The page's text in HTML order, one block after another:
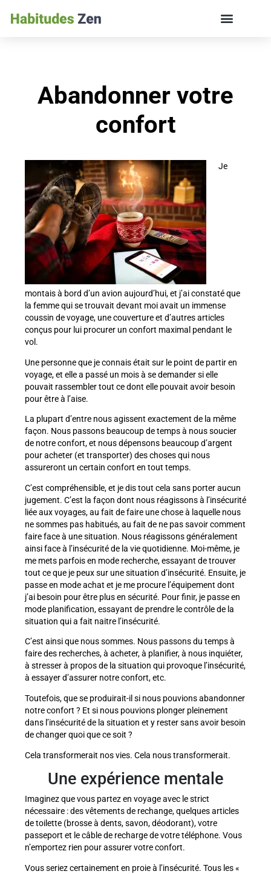
Abandonner votre
confort
Je
montais à bord d’un avion aujourd’hui, et j’ai constaté que
la femme qui se trouvait devant moi avait un immense
coussin de voyage, une couverture et d’autres articles
conçus pour lui procurer un confort maximal pendant le
vol.
Une personne que je connais était sur le point de partir en
voyage, et elle a passé un mois à se demander si elle
pouvait rassembler tout ce dont elle pouvait avoir besoin
pour être à l’aise.
La plupart d’entre nous agissent exactement de la même
façon. Nous passons beaucoup de temps à nous soucier
de notre confort, et nous dépensons beaucoup d’argent
pour acheter (et transporter) des choses qui nous
assureront un certain confort en tout temps.
C’est compréhensible, et je dis tout cela sans porter aucun
jugement. C’est la façon dont nous réagissons à l’insécurité
liée aux voyages, au fait de faire une chose à laquelle nous
ne sommes pas habitués, au fait de ne pas savoir comment
faire face à une situation. Nous réagissons généralement
ainsi face à l’insécurité de la vie quotidienne. Moi-même, je
me mets parfois en mode recherche, essayant de trouver
tout ce que je peux sur une situation d’insécurité. Ensuite, je
passe en mode achat et je me procure l’équipement dont
j’ai besoin pour être plus en sécurité. Pour finir, je passe en
mode planification, essayant de prendre le contrôle de la
situation qui a fait naitre l’insécurité.
C’est ainsi que nous sommes. Nous passons du temps à
faire des recherches, à acheter, à planifier, à nous inquiéter,
à stresser à propos de la situation qui provoque l’insécurité,
à essayer d’assurer notre confort, etc.
Toutefois, que se produirait-il si nous pouvions abandonner
notre confort ? Et si nous pouvions plonger pleinement
dans l’insécurité de la situation et y rester sans avoir besoin
de changer quoi que ce soit ?
Cela transformerait nos vies. Cela nous transformerait.
Une expérience mentale
Imaginez que vous partez en voyage avec le strict
nécessaire : des vêtements de rechange, quelques articles
de toilette (brosse à dents, savon, déodorant), votre
passeport et le câble de recharge de votre téléphone. Vous
n’emportez rien pour assurer votre confort.
Vous seriez certainement en proie à l’insécurité. Tous les «